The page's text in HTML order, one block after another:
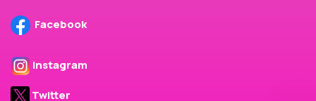
Facebook
Instagram
Twitter